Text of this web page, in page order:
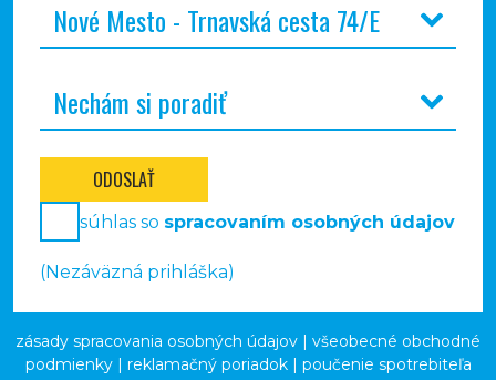
ODOSLAŤ
súhlas so spracovaním osobných údajov
(Nezáväzná prihláška)
zásady spracovania osobných údajov | všeobecné obchodné
podmienky| reklamačný poriadok| poučenie spotrebiteľa